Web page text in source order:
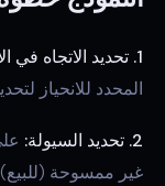
1. تحديد الاتجاه في الإطار الزمني الأعلى:
المحدد للانحياز
2. تحديد السيولة: